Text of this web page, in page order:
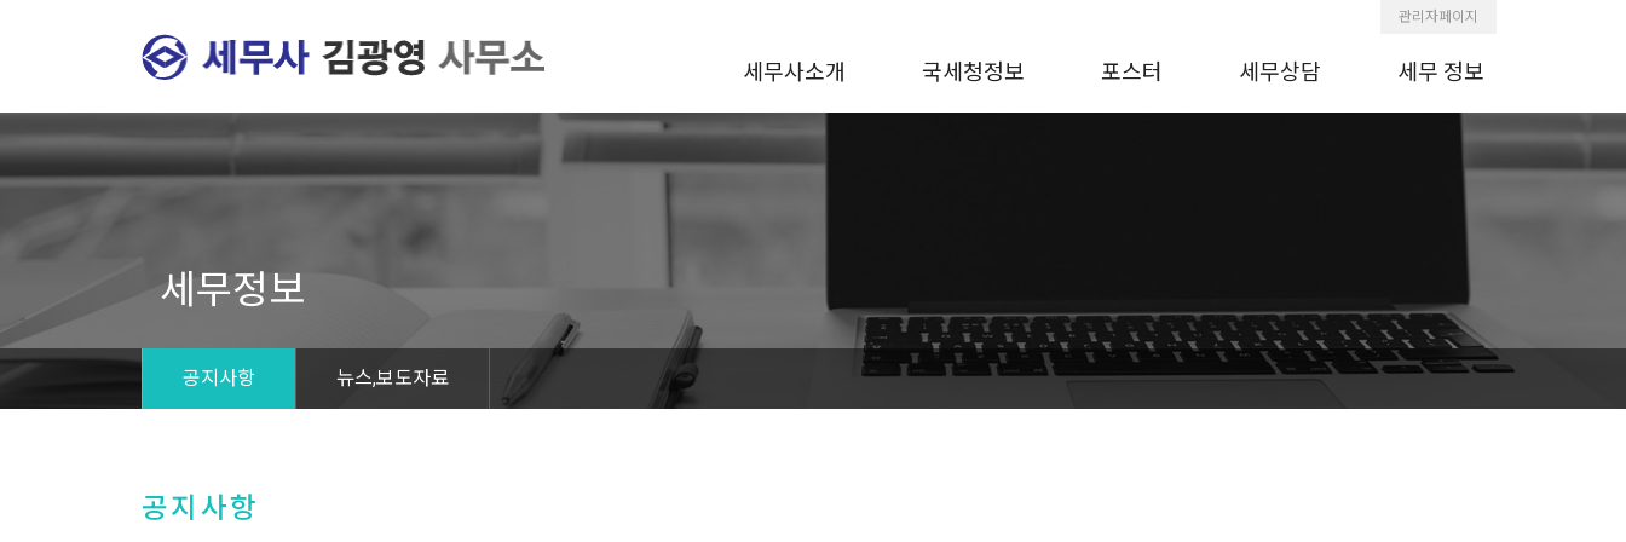
관리자페이지
세무사소개 국세청정보 포스터 세무상담 세무 정보
세무정보
공지사항 뉴스,보도자료
공지사항